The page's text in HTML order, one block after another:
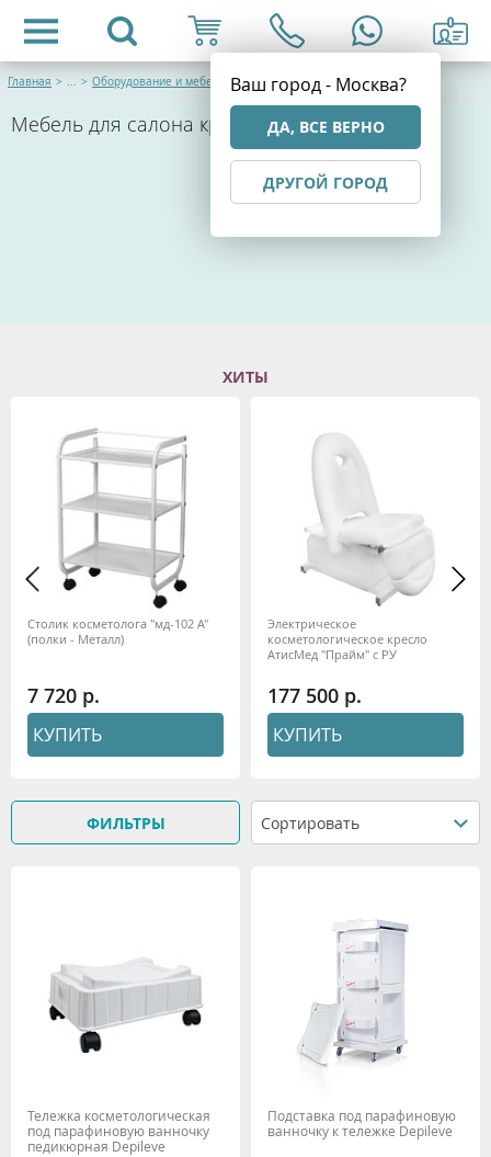
Ваш город - Москва?
ДА, ВСЕ ВЕРНО
ДРУГОЙ ГОРОД
Главная > ... > Оборудование и мебель
Мебель для салона красоты
ХИТЫ
Столик косметолога "мд-102 А"
(полки - Металл)
7 720
КУПИТЬ
Электрическое
косметологическое кресло
АтисМед "Прайм" с РУ
177 500
КУПИТЬ
Сортировать
ФИЛЬТРЫ
Тележка косметологическая
под парафиновую ванночку
педикюрная Depileve
Подставка под парафиновую
ванночку к тележке Depileve